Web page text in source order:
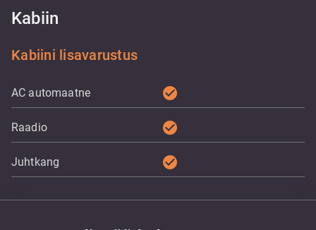
Kabiin
Kabiini lisavarustus
AC automaatne check_circle
Raadio check_circle
Juhtkang check_circle